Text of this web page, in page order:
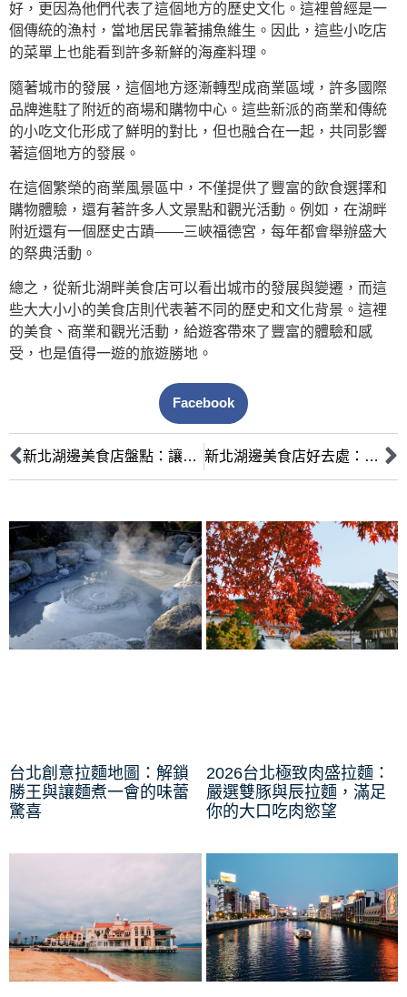
好，更因為他們代表了這個地方的歷史文化。這裡曾經是一
個傳統的漁村，當地居民靠著捕魚維生。因此，這些小吃店
的菜單上也能看到許多新鮮的海產料理。
隨著城市的發展，這個地方逐漸轉型成商業區域，許多國際
品牌進駐了附近的商場和購物中心。這些新派的商業和傳統
的小吃文化形成了鮮明的對比，但也融合在一起，共同影響
著這個地方的發展。
在這個繁榮的商業風景區中，不僅提供了豐富的飲食選擇和
購物體驗，還有著許多人文景點和觀光活動。例如，在湖畔
附近還有一個歷史古蹟——三峽福德宮，每年都會舉辦盛大
的祭典活動。
總之，從新北湖畔美食店可以看出城市的發展與變遷，而這
些大大小小的美食店則代表著不同的歷史和文化背景。這裡
的美食、商業和觀光活動，給遊客帶來了豐富的體驗和感
受，也是值得一遊的旅遊勝地。
Facebook
新北湖邊美食店盤點：讓你大飽口福的美食天堂 新北湖邊美食店好去處：享受美食、放鬆心情的最佳選擇
台北創意拉麵地圖：解鎖
勝王與讓麵煮一會的味蕾
驚喜
2026台北極致肉盛拉麵：
嚴選雙豚與辰拉麵，滿足
你的大口吃肉慾望